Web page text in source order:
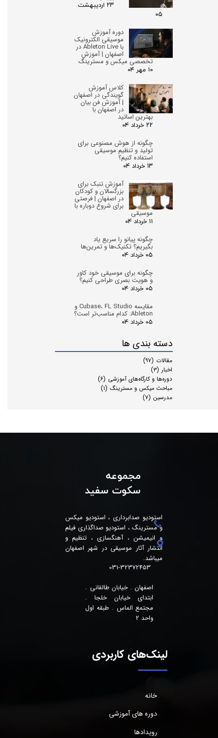
۲۳ اردیبهشت
۰۵
دوره آموزش
موسیقی الکترونیک
با Ableton Live در
اصفهان | آموزش
تخصصی میکس و مسترینگ
۱۰ مهر ۰۴
کلاس آموزش
گویندگی در اصفهان
| آموزش فن بیان
در اصفهان با
بهترین اساتید
۲۲ خرداد ۰۴
چگونه از هوش مصنوعی برای
تولید و تنظیم موسیقی
استفاده کنیم؟
۱۳ خرداد ۰۴
آموزش تنبک برای
بزرگسالان و کودکان
در اصفهان | فرصتی
برای شروع دوباره با
موسیقی
۱۱ خرداد ۰۴
چگونه پیانو را سریع یاد
بگیریم؟ تکنیک‌ها و تمرین‌ها
۰۵ خرداد ۰۴
چگونه برای موسیقی خود کاور
و هویت بصری طراحی کنیم؟
۰۵ خرداد ۰۴
مقایسه Cubase، FL Studio و
Ableton: کدام مناسب‌تر است؟
۰۵ خرداد ۰۴
دسته بندی ها
مقالات (۹۷)
اخبار (۳)
دوره‌ها و کارگاه‌های آموزشی (۶)
مباحث میکس و مسترینگ (۱)
مدرسین (۷)
مجموعه
سکوت سفید
استودیو صدابرداری ، استودیو میکس
و مسترینگ ، استودیو صداگذاری فیلم
و انیمیشن ، آهنگسازی ، تنظیم و
انتشار آثار موسیقی در شهر اصفهان
میباشد.
031-32372453
اصفهان . خیابان طالقانی .
ابتدای خیابان خلجا .
مجتمع الماس . طبقه اول
واحد 2
لینک‌های کاربردی
خانه
دوره های آموزشی
رویدادها